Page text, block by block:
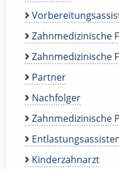
Zahnmedizinische
Zahnmedizinische
Partner
Nachfolger
Zahnmedizinische
Kinderzahnarzt